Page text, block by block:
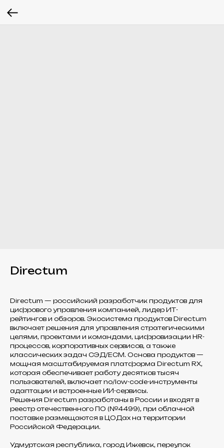
Directum
Directum — российский разработчик продуктов для
цифрового управления компанией, лидер ИТ-
рейтингов и обзоров. Экосистема продуктов Directum
включает решения для управления стратегическими
целями, проектами и командами, цифровизации HR-
процессов, корпоративных сервисов, а также
классических задач СЭД/ECM. Основа продуктов —
мощная масштабируемая платформа Directum RX,
которая обеспечивает работу десятков тысяч
пользователей, включает no/low-code-инструменты
адаптации и встроенные ИИ-сервисы.
Решения Directum разработаны в России и входят в
реестр отечественного ПО (№4499), при облачной
поставке размещаются в ЦОДах на территории
Российской Федерации.
Удмуртская республика, город Ижевск, переулок